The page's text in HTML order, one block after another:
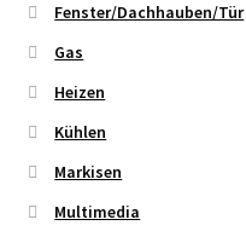
Fenster/Dachhauben/Tür
Gas
Heizen
Kühlen
Markisen
Multimedia